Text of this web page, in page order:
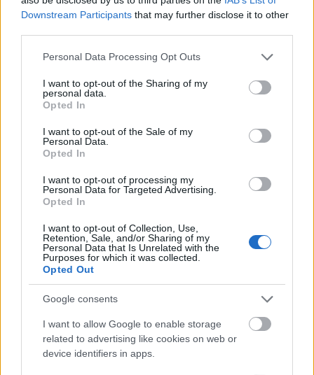
Downstream Participants that may further disclose it to other
Please note that this website/app uses one or more Google
not limited to your visit or usage behaviour. You may click to
grant or deny consent to Google and its third-party tags to
use your data for below specified purposes in below Google
consent section.
Personal Data Processing Opt Outs
I want to opt-out of the Sharing of my
personal data.
Opted In
I want to opt-out of the Sale of my
Personal Data.
Opted In
I want to opt-out of processing my
Personal Data for Targeted Advertising.
Opted In
I want to opt-out of Collection, Use,
Retention, Sale, and/or Sharing of my
Personal Data that Is Unrelated with the
Purposes for which it was collected.
Opted Out
Google consents
I want to allow Google to enable storage
related to advertising like cookies on web or
device identifiers in apps.
Για να προσθέσεις το σχόλιο
σου πρέπει να συνδεθείς